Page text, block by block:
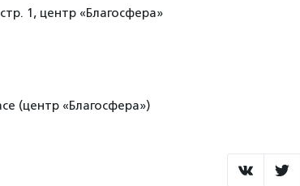
1, центр «Благосфера»
(центр «Благосфера»)